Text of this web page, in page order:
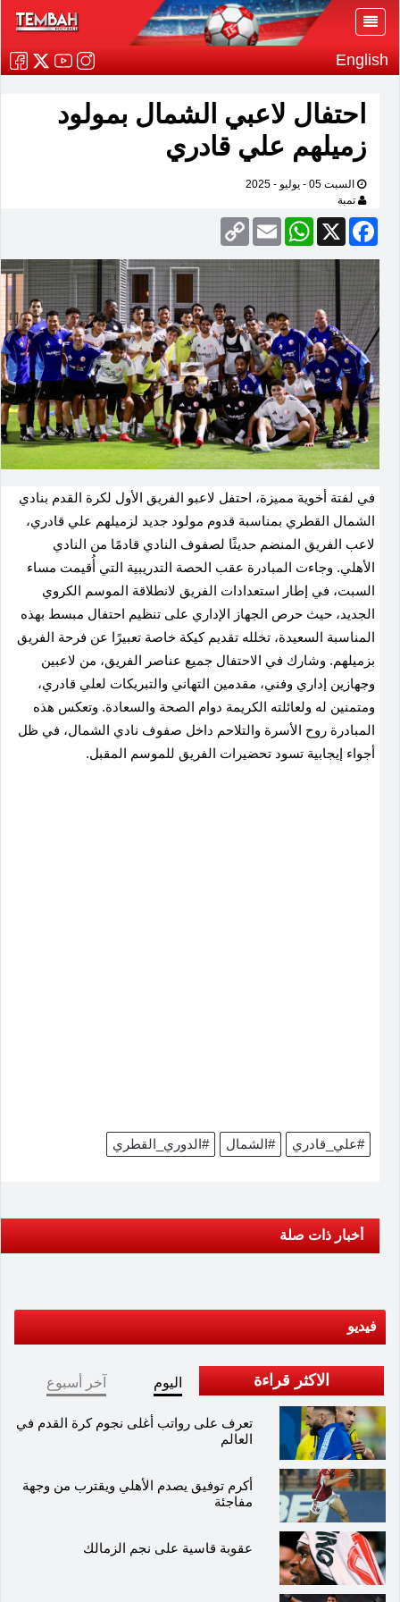
English
احتفال لاعبي الشمال بمولود
زميلهم علي قادري
السبت 05 - يوليو - 2025
تمبة
Facebook
X
WhatsApp
Email
Copy
Link
في لفتة أخوية مميزة، احتفل لاعبو الفريق الأول لكرة القدم بنادي
الشمال القطري بمناسبة قدوم مولود جديد لزميلهم علي قادري،
لاعب الفريق المنضم حديثًا لصفوف النادي قادمًا من النادي
الأهلي. وجاءت المبادرة عقب الحصة التدريبية التي أُقيمت مساء
السبت، في إطار استعدادات الفريق لانطلاقة الموسم الكروي
الجديد، حيث حرص الجهاز الإداري على تنظيم احتفال مبسط بهذه
المناسبة السعيدة، تخلله تقديم كيكة خاصة تعبيرًا عن فرحة الفريق
بزميلهم. وشارك في الاحتفال جميع عناصر الفريق، من لاعبين
وجهازين إداري وفني، مقدمين التهاني والتبريكات لعلي قادري،
ومتمنين له ولعائلته الكريمة دوام الصحة والسعادة. وتعكس هذه
المبادرة روح الأسرة والتلاحم داخل صفوف نادي الشمال، في ظل
أجواء إيجابية تسود تحضيرات الفريق للموسم المقبل.
#الدوري_القطري #الشمال #علي_قادري
أخبار ذات صلة
فيديو
الاكثر قراءة اليوم آخر أسبوع
تعرف على رواتب أغلى نجوم كرة القدم في
العالم
أكرم توفيق يصدم الأهلي ويقترب من وجهة
مفاجئة
عقوبة قاسية على نجم الزمالك